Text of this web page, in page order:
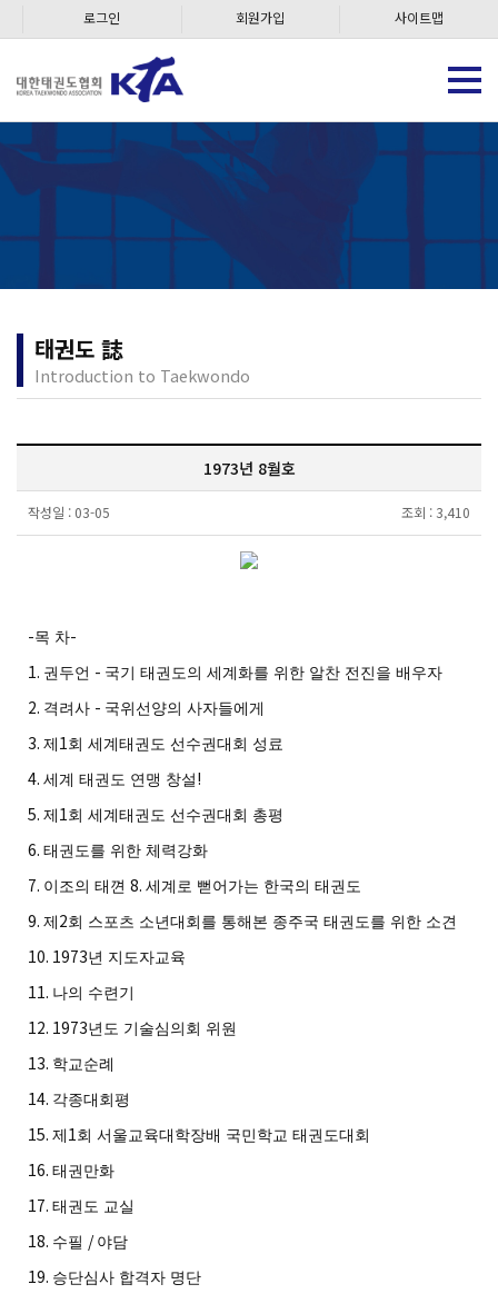
로그인 회원가입 사이트맵
태권도 誌
Introduction to Taekwondo
1973년 8월호
작성일 : 03-05 조회 : 3,410
-목 차-
1. 권두언 - 국기 태권도의 세계화를 위한 알찬 전진을 배우자
2. 격려사 - 국위선양의 사자들에게
3. 제 1회 세계태권도 선수권대회 성료
4. 세계 태권도 연맹 창설 !
5. 제 1회 세계태권도 선수권대회 총평
6. 태권도를 위한 체력강화
7. 이조의 태껸 8. 세계로 뻗어가는 한국의 태권도
9. 제 2회 스포츠 소년대회를 통해본 종주국 태권도를 위한 소견
10. 1973년 지도자교육
11. 나의 수련기
12. 1973년도 기술심의회 위원
13. 학교순례
14. 각종대회평
15. 제 1회 서울교육대학장배 국민학교 태권도대회
16. 태권만화
17. 태권도 교실
18. 수필 / 야담
19. 승단심사 합격자 명단